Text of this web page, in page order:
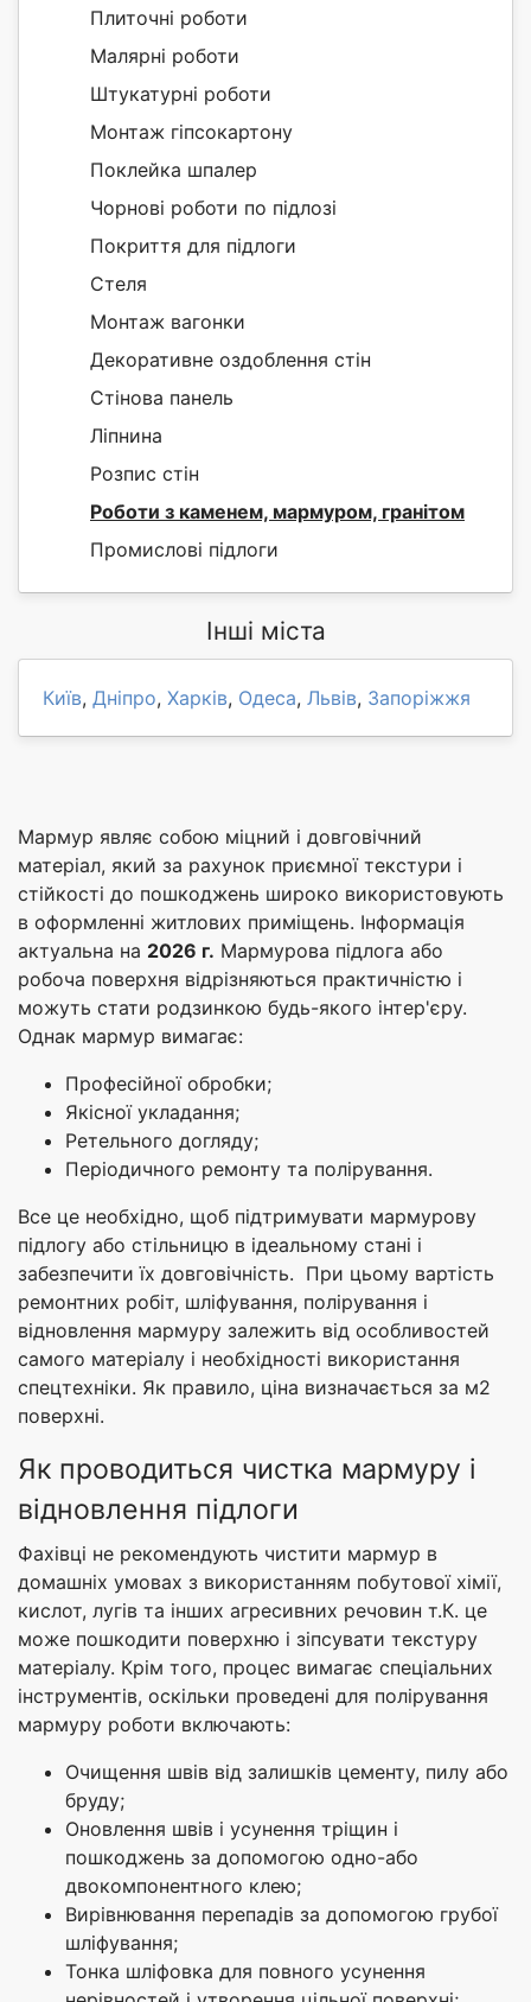
Плиточні роботи
Малярні роботи
Штукатурні роботи
Монтаж гіпсокартону
Поклейка шпалер
Чорнові роботи по підлозі
Покриття для підлоги
Стеля
Монтаж вагонки
Декоративне оздоблення стін
Стінова панель
Ліпнина
Розпис стін
Роботи з каменем, мармуром, гранітом
Промислові підлоги
Інші міста
Київ, Дніпро, Харків, Одеса, Львів, Запоріжжя
Мармур являє собою міцний і довговічний
матеріал, який за рахунок приємної текстури і
стійкості до пошкоджень широко використовують
в оформленні житлових приміщень. Інформація
актуальна на 2026 г. Мармурова підлога або
робоча поверхня відрізняються практичністю і
можуть стати родзинкою будь-якого інтер'єру.
Однак мармур вимагає:
Професійної обробки;
Якісної укладання;
Ретельного догляду;
Періодичного ремонту та полірування.
Все це необхідно, щоб підтримувати мармурову
підлогу або стільницю в ідеальному стані і
забезпечити їх довговічність. При цьому вартість
ремонтних робіт, шліфування, полірування і
відновлення мармуру залежить від особливостей
самого матеріалу і необхідності використання
спецтехніки. Як правило, ціна визначається за м2
поверхні.
Як проводиться чистка мармуру і
відновлення підлоги
Фахівці не рекомендують чистити мармур в
домашніх умовах з використанням побутової хімії,
кислот, лугів та інших агресивних речовин т.К. це
може пошкодити поверхню і зіпсувати текстуру
матеріалу. Крім того, процес вимагає спеціальних
інструментів, оскільки проведені для полірування
мармуру роботи включають:
Очищення швів від залишків цементу, пилу або
бруду;
Оновлення швів і усунення тріщин і
пошкоджень за допомогою одно-або
двокомпонентного клею;
Вирівнювання перепадів за допомогою грубої
шліфування;
Тонка шліфовка для повного усунення